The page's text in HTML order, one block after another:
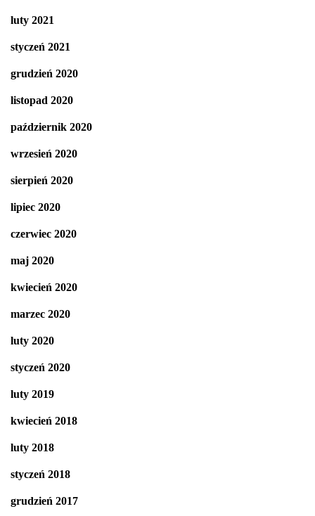
luty 2021
styczeń 2021
grudzień 2020
listopad 2020
październik 2020
wrzesień 2020
sierpień 2020
lipiec 2020
czerwiec 2020
maj 2020
kwiecień 2020
marzec 2020
luty 2020
styczeń 2020
luty 2019
kwiecień 2018
luty 2018
styczeń 2018
grudzień 2017